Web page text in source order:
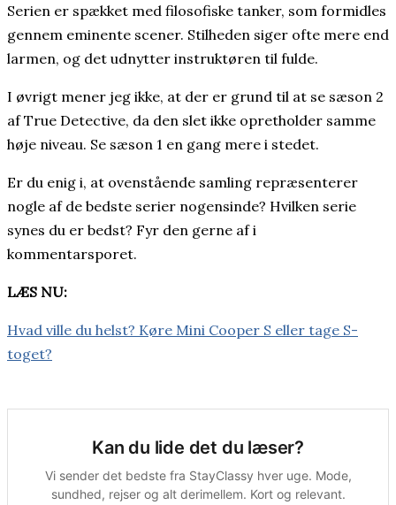
Serien er spækket med filosofiske tanker, som formidles
gennem eminente scener. Stilheden siger ofte mere end
larmen, og det udnytter instruktøren til fulde.
I øvrigt mener jeg ikke, at der er grund til at se sæson 2
af True Detective, da den slet ikke opretholder samme
høje niveau. Se sæson 1 en gang mere i stedet.
Er du enig i, at ovenstående samling repræsenterer
nogle af de bedste serier nogensinde? Hvilken serie
synes du er bedst? Fyr den gerne af i
kommentarsporet.
LÆS NU:
Hvad ville du helst? Køre Mini Cooper S eller tage S-
toget?
Kan du lide det du læser?
Vi sender det bedste fra StayClassy hver uge. Mode,
sundhed, rejser og alt derimellem. Kort og relevant.